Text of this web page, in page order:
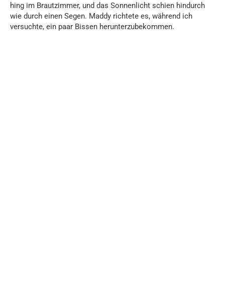
hing im Brautzimmer, und das Sonnenlicht schien hindurch
wie durch einen Segen. Maddy richtete es, während ich
versuchte, ein paar Bissen herunterzubekommen.